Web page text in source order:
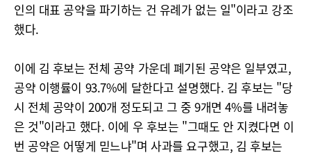
인의 대표 공약을 파기하는 건 유례가 없는 일"이라고 강조
했다.
이에 김 후보는 전체 공약 가운데 폐기된 공약은 일부였고,
공약 이행률이 93.7%에 달한다고 설명했다. 김 후보는 "당
시 전체 공약이 200개 정도되고 그 중 9개면 4%를 내려놓
은 것"이라고 했다. 이에 우 후보는 "그때도 안 지켰다면 이
번 공약은 어떻게 믿느냐"며 사과를 요구했고, 김 후보는